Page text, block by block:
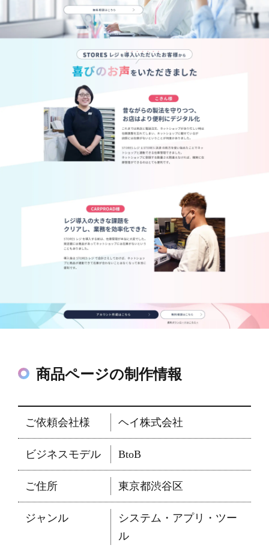
商品ページの制作情報
ご依頼会社様 ヘイ株式会社
ビジネスモデル BtoB
ご住所 東京都渋谷区
ジャンル
システム・アプリ・ツー
ル